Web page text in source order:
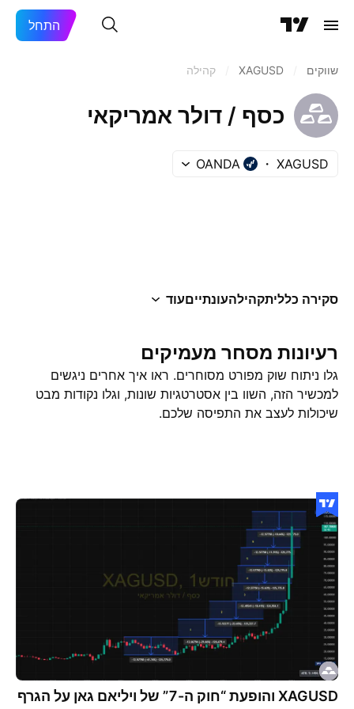
התחל
שווקים XAGUSD קהילה
כסף / דולר אמריקאי
XAGUSD
OANDA
סקירה כלליתקהילהעונתייםעוד
רעיונות מסחר מעמיקים
גלו ניתוח שוק מפורט מסוחרים. ראו איך אחרים ניגשים
למכשיר הזה, השוו בין אסטרטגיות שונות, וגלו נקודות מבט
שיכולות לעצב את התפיסה שלכם.
XAGUSD והופעת “חוק ה-7” של ויליאם גאן על הגרף